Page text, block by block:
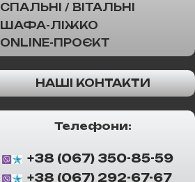
СПАЛЬНІ / ВІТАЛЬНІ
ШАФА-ЛІЖКО
ONLINE-ПРОЄКТ
НАШІ КОНТАКТИ
Телефони:
+38 (067) 350-85-59
+38 (067) 292-67-67